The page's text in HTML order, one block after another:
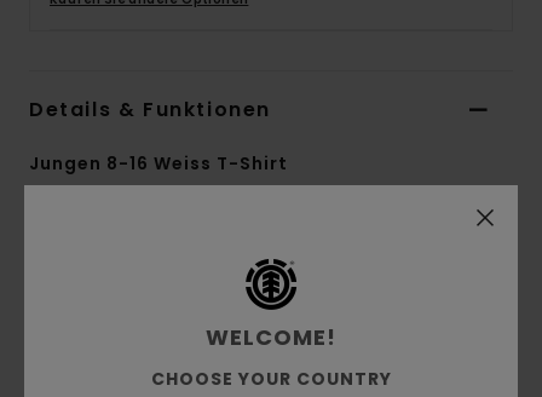
Details & Funktionen
Jungen 8-16 Weiss T-Shirt
Single-Jersey-Stoff aus Bio-
Baumwolle [160 g/m2]
WELCOME!
CHOOSE YOUR COUNTRY